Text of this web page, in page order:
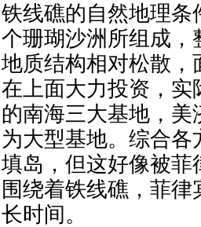
铁线礁的自然地理
个珊瑚沙洲所组成
地质结构相对松散
在上面大力投资，
的南海三大基地，
为大型基地。综合
填岛，但这好像被
围绕着铁线礁，菲
长时间。